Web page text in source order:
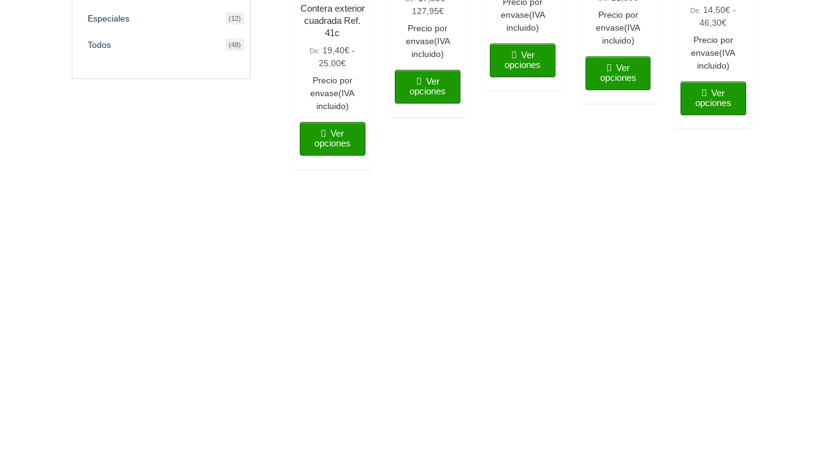
Contera exterior
cuadrada Ref.
41c
De: 19,40€ -
25,00€
Precio por
envase(IVA
incluido)
Ver
opciones
127,95€
Precio por
envase(IVA
incluido)
Ver
opciones
envase(IVA
incluido)
Ver
opciones
Precio por
envase(IVA
incluido)
Ver
opciones
De: 14,50€ -
46,30€
Precio por
envase(IVA
incluido)
Ver
opciones
Especiales 12
Todos 48